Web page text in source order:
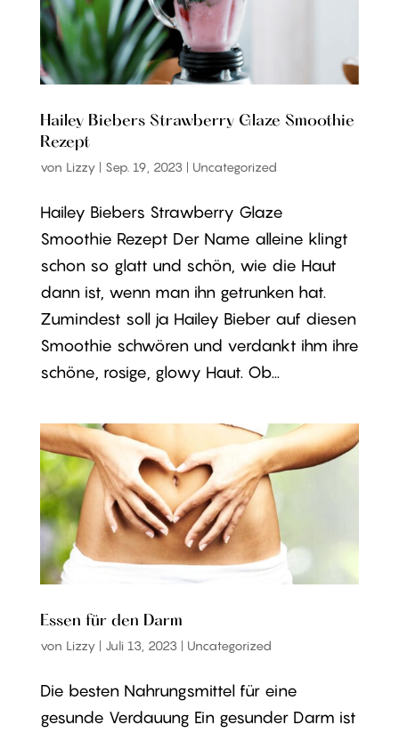
Hailey Biebers Strawberry Glaze Smoothie
Rezept
von Lizzy| Sep. 19, 2023| Uncategorized
Hailey Biebers Strawberry Glaze
Smoothie Rezept Der Name alleine klingt
schon so glatt und schön, wie die Haut
dann ist, wenn man ihn getrunken hat.
Zumindest soll ja Hailey Bieber auf diesen
Smoothie schwören und verdankt ihm ihre
schöne, rosige, glowy Haut. Ob...
Essen für den Darm
von Lizzy| Juli 13, 2023| Uncategorized
Die besten Nahrungsmittel für eine
gesunde Verdauung Ein gesunder Darm ist